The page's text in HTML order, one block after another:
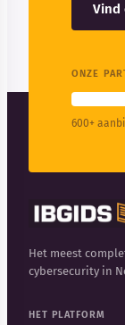
Vind
ONZE
600+
Het meest
cybersecurity in
HET PLATFORM